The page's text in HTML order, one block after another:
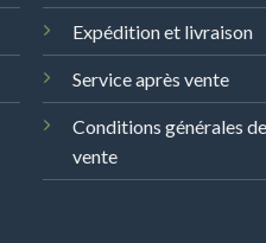
Expédition et livraison
Service après vente
Conditions générales de
vente